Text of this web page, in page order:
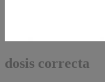
dosis correcta